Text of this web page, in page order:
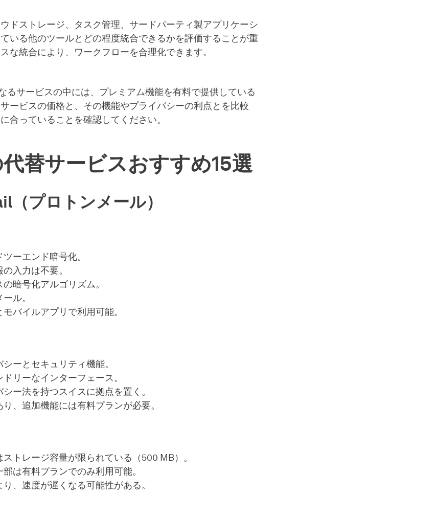
ドストレージ、タスク管理、サードパーティ製アプリケーシ
いる他のツールとどの程度統合できるかを評価することが重
な統合により、ワークフローを合理化できます。
るサービスの中には、プレミアム機能を有料で提供している
ービスの価格と、その機能やプライバシーの利点とを比較
合っていることを確認してください。
替サービスおすすめ15選
（プロトンメール）
ーエンド暗号化。
入力は不要。
暗号化アルゴリズム。
ル。
バイルアプリで利用可能。
ーとセキュリティ機能。
リーなインターフェース。
ー法を持つスイスに拠点を置く。
、追加機能には有料プランが必要。
トレージ容量が限られている（500 MB）。
は有料プランでのみ利用可能。
、速度が遅くなる可能性がある。